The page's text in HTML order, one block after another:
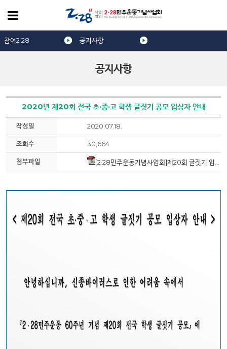
공지사항
참여2·28 공지사항
2020년 제20회 전국 초·중·고 학생 글짓기 공모 입상자 안내
작성일 2020.07.18.
조회수 30,664
첨부파일 [2·28민주운동기념사업회]제20회 글짓기 입상자 명단.pdf